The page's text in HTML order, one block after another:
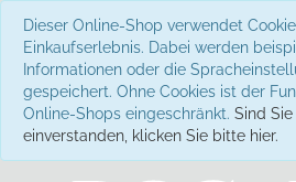
Dieser Online-Shop verwendet
Einkaufserlebnis. Dabei werden
Informationen oder die
gespeichert. Ohne Cookies ist der
Online-Shops eingeschränkt. Sind
einverstanden, klicken Sie bitte hier.